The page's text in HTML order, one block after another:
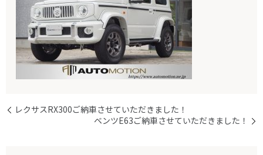
レクサスRX300ご納車させていただきました！
ベンツE63ご納車させていただきました！